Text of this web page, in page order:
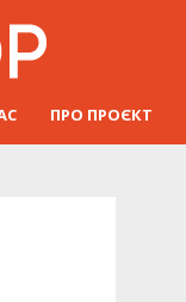
ПРО ПРОЄКТ